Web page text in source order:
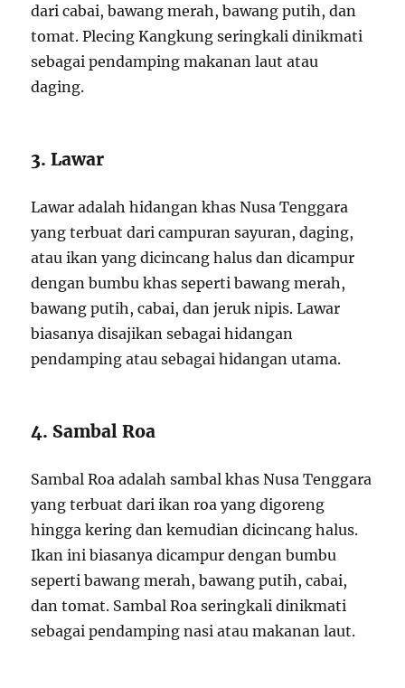
dari cabai, bawang merah, bawang putih, dan
tomat. Plecing Kangkung seringkali dinikmati
sebagai pendamping makanan laut atau
daging.
3. Lawar
Lawar adalah hidangan khas Nusa Tenggara
yang terbuat dari campuran sayuran, daging,
atau ikan yang dicincang halus dan dicampur
dengan bumbu khas seperti bawang merah,
bawang putih, cabai, dan jeruk nipis. Lawar
biasanya disajikan sebagai hidangan
pendamping atau sebagai hidangan utama.
4. Sambal Roa
Sambal Roa adalah sambal khas Nusa Tenggara
yang terbuat dari ikan roa yang digoreng
hingga kering dan kemudian dicincang halus.
Ikan ini biasanya dicampur dengan bumbu
seperti bawang merah, bawang putih, cabai,
dan tomat. Sambal Roa seringkali dinikmati
sebagai pendamping nasi atau makanan laut.